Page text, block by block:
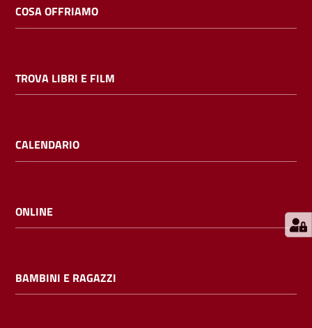
i
COSA OFFRIAMO
TROVA LIBRI E FILM
CALENDARIO
ONLINE
BAMBINI E RAGAZZI